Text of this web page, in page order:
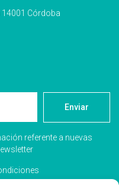
14001 Córdoba
Enviar
referente a nuevas